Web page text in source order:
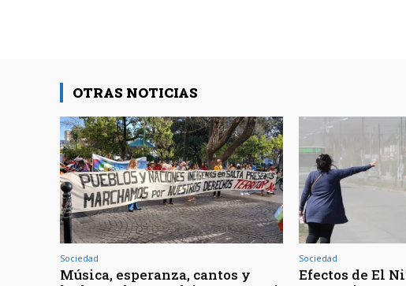
OTRAS NOTICIAS
Sociedad
Música, esperanza, cantos y
Sociedad
Efectos de El